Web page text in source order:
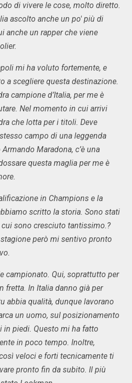
di vivere le cose, molto diretto.
ascolto anche un po' più di
anche un rapper che viene
mi ha voluto fortemente, e
a scegliere questa destinazione.
campione d’Italia, per me è
Nel momento in cui arrivi
che lotta per i titoli. Deve
campo di una leggenda
Maradona, c’è una
questa maglia per me è
in Champions e la
scritto la storia. Sono stati
sono cresciuto tantissimo.?
però mi sentivo pronto
campionato. Qui, soprattutto per
fretta. In Italia danno già per
abbia qualità, dunque lavorano
un uomo, sul posizionamento
in piedi. Questo mi ha fatto
in poco tempo. Inoltre,
veloci e forti tecnicamente ti
pronto fin da subito. Il più